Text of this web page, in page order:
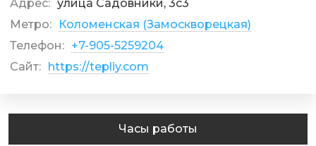
Адрес: улица Садовники, 3с3
Метро:
Коломенская (Замоскворецкая)
Телефон: +7-905-5259204
Сайт: https://tepliy.com
Часы работы